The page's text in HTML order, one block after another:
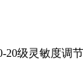
20级灵敏度调